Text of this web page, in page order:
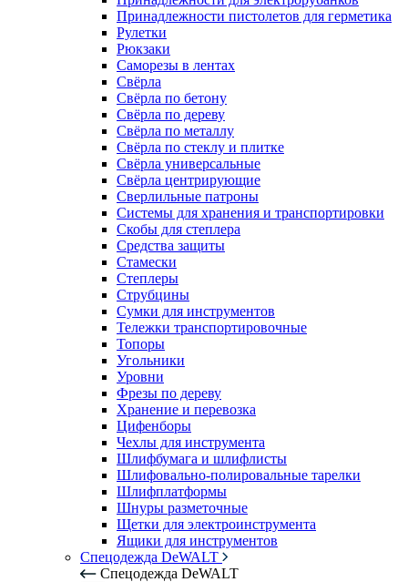
Принадлежности пистолетов для герметика
Рулетки
Рюкзаки
Саморезы в лентах
Свёрла
Свёрла по бетону
Свёрла по дереву
Свёрла по металлу
Свёрла по стеклу и плитке
Свёрла универсальные
Свёрла центрирующие
Сверлильные патроны
Системы для хранения и транспортировки
Скобы для степлера
Средства защиты
Стамески
Степлеры
Струбцины
Сумки для инструментов
Тележки транспортировочные
Топоры
Угольники
Уровни
Фрезы по дереву
Хранение и перевозка
Цифенборы
Чехлы для инструмента
Шлифбумага и шлифлисты
Шлифовально-полировальные тарелки
Шлифплатформы
Шнуры разметочные
Щетки для электроинструмента
Ящики для инструментов
Спецодежда DeWALT
Спецодежда DeWALT